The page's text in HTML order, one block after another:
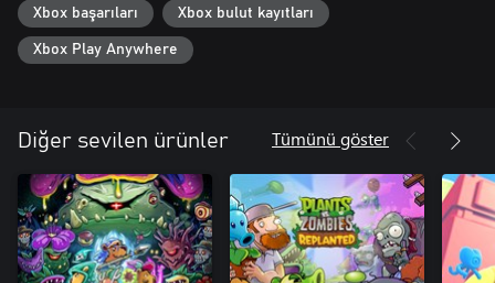
Xbox başarıları Xbox bulut kayıtları
Xbox Play Anywhere
Diğer sevilen ürünler Tümünü göster